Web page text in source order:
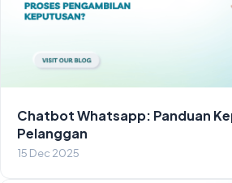
Chatbot Whatsapp: Panduan
Pelanggan
15 Dec 2025